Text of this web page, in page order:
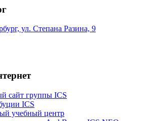
ул. Степана Разина, 9
сайт группы ICS
ICS
учебный центр